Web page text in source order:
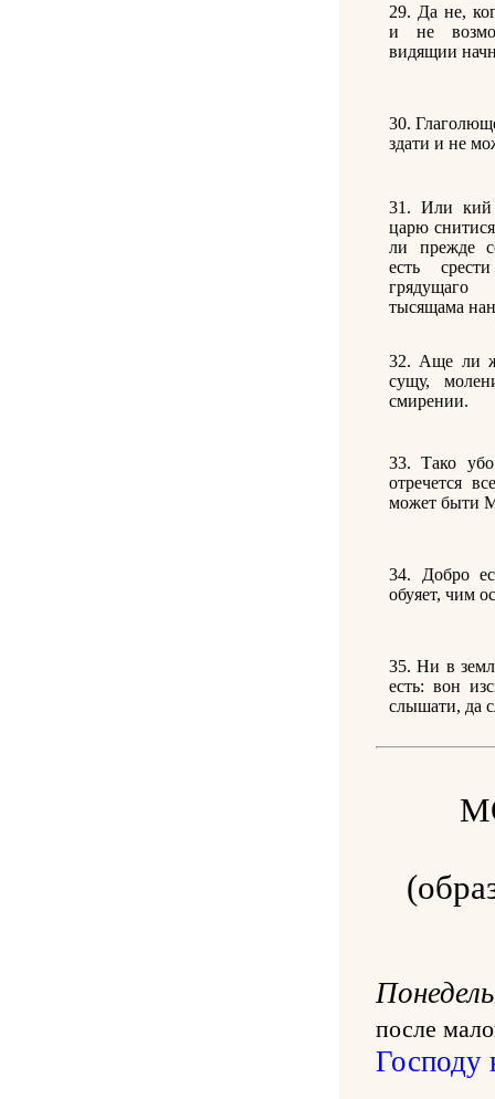
29. Да не,
и не
видящии
30.
здати и не
31. Или
царю
ли прежде
есть
тысящама
32. Аще ли
сущу,
смирении.
33. Тако
отречется
может быти
34. Добро
обуяет, чим
35. Ни в
есть: вон
слышати, да
после
Господу